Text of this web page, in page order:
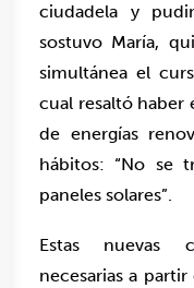
ciudadela y
sostuvo María,
simultánea el
cual resaltó
de energías
hábitos: “No se
paneles solares”.
Estas nuevas
necesarias a